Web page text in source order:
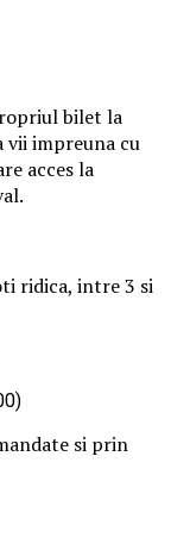
bilet la
impreuna cu
acces la
ridica, intre 3 si
si prin